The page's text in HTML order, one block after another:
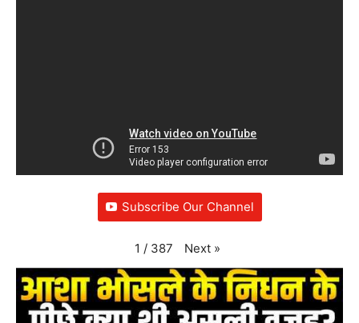
Subscribe Our Channel
1 / 387 Next »